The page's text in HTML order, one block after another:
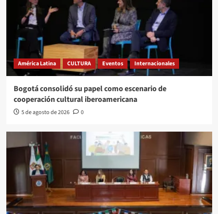
América Latina CULTURA Eventos Internacionales
Bogotá consolidó su papel como escenario de
cooperación cultural iberoamericana
5 de agosto de 2026 0